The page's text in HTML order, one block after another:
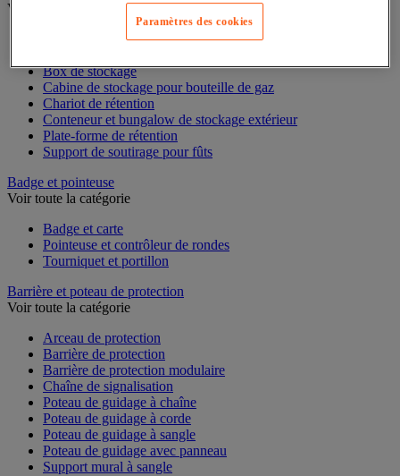
Voir toute la catégorie
Bac de laboratoire
Box de stockage
Cabine de stockage pour bouteille de gaz
Chariot de rétention
Conteneur et bungalow de stockage extérieur
Plate-forme de rétention
Support de soutirage pour fûts
Badge et pointeuse
Voir toute la catégorie
Badge et carte
Pointeuse et contrôleur de rondes
Tourniquet et portillon
Barrière et poteau de protection
Voir toute la catégorie
Arceau de protection
Barrière de protection
Barrière de protection modulaire
Chaîne de signalisation
Poteau de guidage à chaîne
Poteau de guidage à corde
Poteau de guidage à sangle
Poteau de guidage avec panneau
Support mural à sangle
Paramètres des cookies